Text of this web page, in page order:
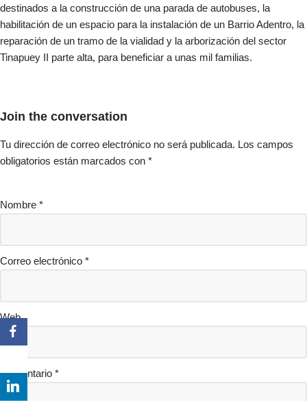
destinados a la construcción de una parada de autobuses, la
habilitación de un espacio para la instalación de un Barrio Adentro, la
reparación de un tramo de la vialidad y la arborización del sector
Tinapuey II parte alta, para beneficiar a unas mil familias.
Join the conversation
Tu dirección de correo electrónico no será publicada. Los campos
obligatorios están marcados con *
Nombre *
Correo electrónico *
Web
Comentario *